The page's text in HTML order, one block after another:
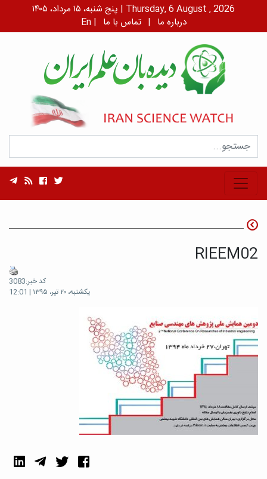
پنج شنبه، ۱۵ مرداد، ۱۴۰۵ | Thursday, 6 August , 2026
En | درباره ما | تماس با ما
RIEEM02
کد خبر:3083
یکشنبه، ۲۰ تیر، ۱۳۹۵ | 12:01